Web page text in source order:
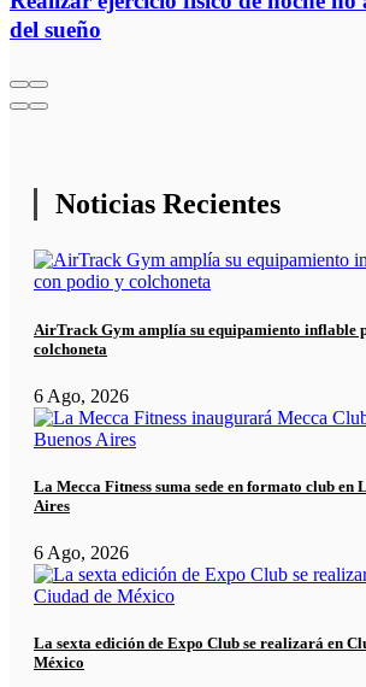
del sueño
Noticias Recientes
AirTrack Gym amplía su equipamiento inflable
colchoneta
6 Ago, 2026
La Mecca Fitness suma sede en formato club en
Aires
6 Ago, 2026
La sexta edición de Expo Club se realizará en
México